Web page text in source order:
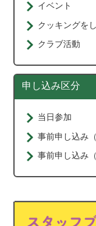
イベント
クッキングを
クラブ活動
申し込み区分
当日参加
事前申し込み（
事前申し込み（